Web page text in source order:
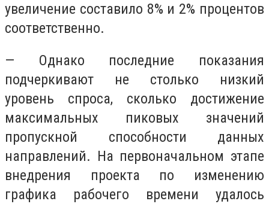
увеличение составило 8% и 2% процентов
соответственно.
— Однако последние показания
подчеркивают не столько низкий
уровень спроса, сколько достижение
максимальных пиковых значений
пропускной способности данных
направлений. На первоначальном этапе
внедрения проекта по изменению
графика рабочего времени удалось